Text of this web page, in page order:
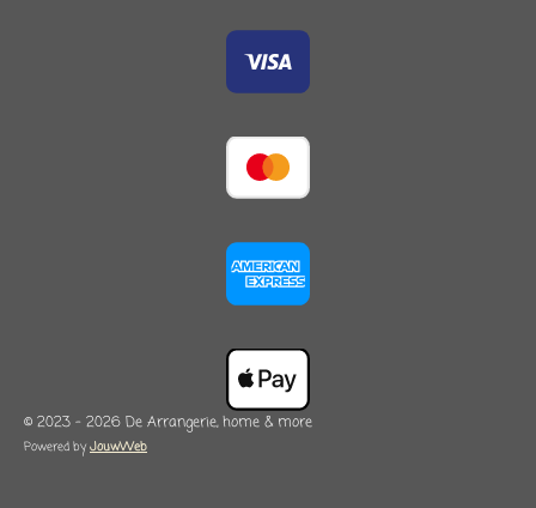
© 2023 - 2026 De Arrangerie, home & more
Powered byJouwWeb